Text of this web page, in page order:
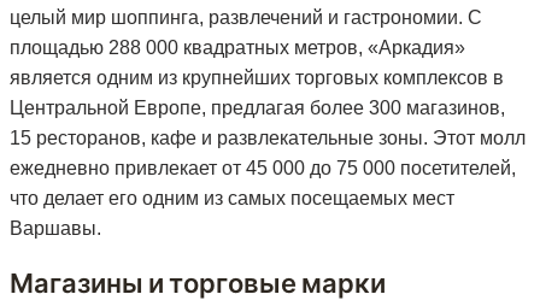
целый мир шоппинга, развлечений и гастрономии. С
площадью 288 000 квадратных метров, «Аркадия»
является одним из крупнейших торговых комплексов в
Центральной Европе, предлагая более 300 магазинов,
15 ресторанов, кафе и развлекательные зоны. Этот молл
ежедневно привлекает от 45 000 до 75 000 посетителей,
что делает его одним из самых посещаемых мест
Варшавы.
Магазины и торговые марки